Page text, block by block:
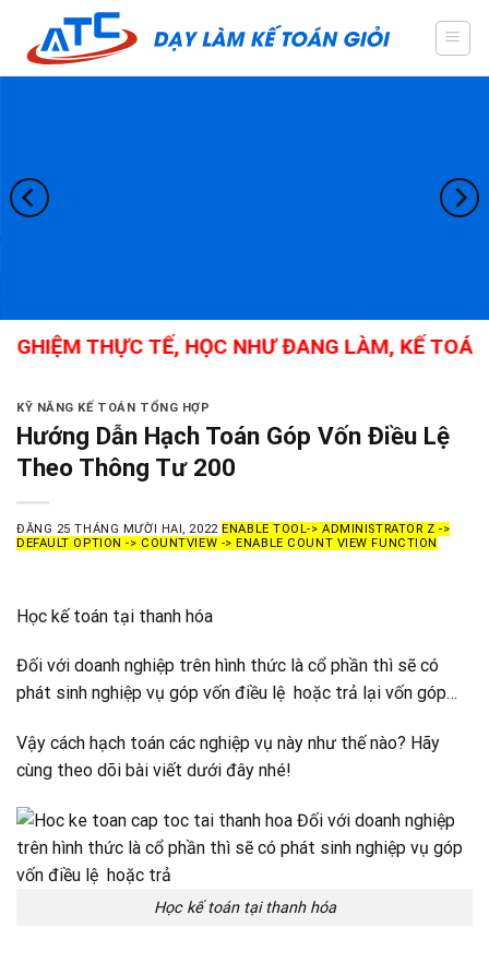
content
THỰC TẾ, HỌC NHƯ ĐANG LÀM, KẾ TOÁN
KỸ NĂNG KẾ TOÁN TỔNG HỢP
Hướng Dẫn Hạch Toán Góp Vốn Điều Lệ
Theo Thông Tư 200
ĐĂNG 25 THÁNG MƯỜI HAI, 2022 ENABLE TOOL-> ADMINISTRATOR Z ->
DEFAULT OPTION -> COUNTVIEW -> ENABLE COUNT VIEW FUNCTION
Học kế toán tại thanh hóa
Đối với doanh nghiệp trên hình thức là cổ phần thì sẽ có
phát sinh nghiệp vụ góp vốn điều lệ hoặc trả lại vốn góp…
Vậy cách hạch toán các nghiệp vụ này như thế nào? Hãy
cùng theo dõi bài viết dưới đây nhé!
Học kế toán tại thanh hóa